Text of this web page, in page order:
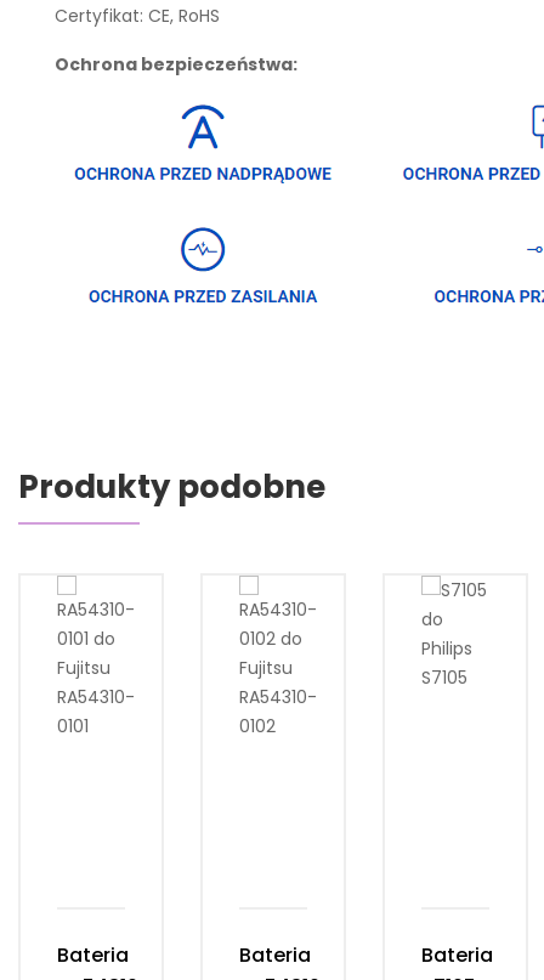
Certyfikat: CE, RoHS
Ochrona bezpieczeństwa:
Produkty podobne
Bateria
Bateria
Bateria